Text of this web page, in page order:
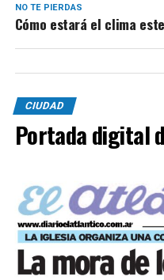
NO TE PIERDAS
Cómo estará el clima
CIUDAD
Portada digital